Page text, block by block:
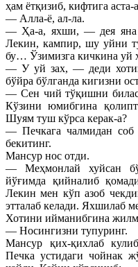
ҳам ётқизиб, кифтига аста-
— Алла-ё, ал-ла.
— Ҳа-а, яхши, — дея яна
Лекин, кампир, шу уйни
бу… Ўзимизга кичкина уй
— У уй зах, — деди
бўйра бўлганда кигизни
— Сен чий тўқишни
Кўзини юмибгина
Шуям туш кўрса керак-а?
— Печкага чалмидан соб
бекитинг.
Мансур нос отди.
— Меҳмонлай хуйсан
йўғимда қийналиб
Лекин мен кўп азоб
этталаб келади. Яхшилаб
Хотини ийманибгина
— Носингизни тупуринг.
Мансур қих-қихлаб
Печка устидаги чойнак